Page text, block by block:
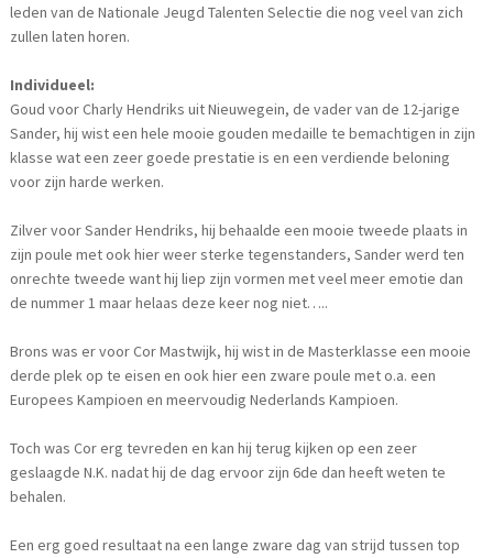
leden van de Nationale Jeugd Talenten Selectie die nog veel van zich
zullen laten horen.
Individueel:
Goud voor Charly Hendriks uit Nieuwegein, de vader van de 12-jarige
Sander, hij wist een hele mooie gouden medaille te bemachtigen in zijn
klasse wat een zeer goede prestatie is en een verdiende beloning
voor zijn harde werken.
Zilver voor Sander Hendriks, hij behaalde een mooie tweede plaats in
zijn poule met ook hier weer sterke tegenstanders, Sander werd ten
onrechte tweede want hij liep zijn vormen met veel meer emotie dan
de nummer 1 maar helaas deze keer nog niet…..
Brons was er voor Cor Mastwijk, hij wist in de Masterklasse een mooie
derde plek op te eisen en ook hier een zware poule met o.a. een
Europees Kampioen en meervoudig Nederlands Kampioen.
Toch was Cor erg tevreden en kan hij terug kijken op een zeer
geslaagde N.K. nadat hij de dag ervoor zijn 6de dan heeft weten te
behalen.
Een erg goed resultaat na een lange zware dag van strijd tussen top